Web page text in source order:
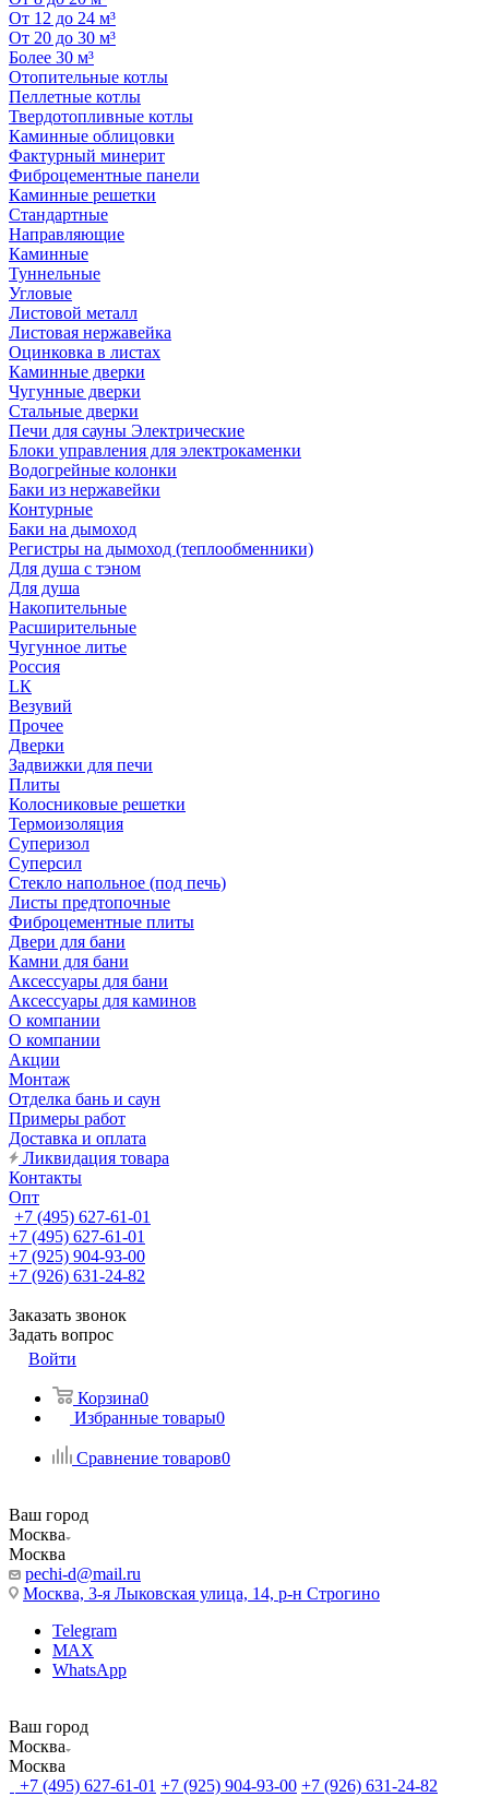
От 12 до 24 м³
От 20 до 30 м³
Более 30 м³
Отопительные котлы
Пеллетные котлы
Твердотопливные котлы
Каминные облицовки
Фактурный минерит
Фиброцементные панели
Каминные решетки
Стандартные
Направляющие
Каминные
Туннельные
Угловые
Листовой металл
Листовая нержавейка
Оцинковка в листах
Каминные дверки
Чугунные дверки
Стальные дверки
Печи для сауны Электрические
Блоки управления для электрокаменки
Водогрейные колонки
Баки из нержавейки
Контурные
Баки на дымоход
Регистры на дымоход (теплообменники)
Для душа с тэном
Для душа
Накопительные
Расширительные
Чугунное литье
Россия
LК
Везувий
Прочее
Дверки
Задвижки для печи
Плиты
Колосниковые решетки
Термоизоляция
Суперизол
Суперсил
Стекло напольное (под печь)
Листы предтопочные
Фиброцементные плиты
Двери для бани
Камни для бани
Аксессуары для бани
Аксессуары для каминов
О компании
О компании
Акции
Монтаж
Отделка бань и саун
Примеры работ
Доставка и оплата
Ликвидация товара
Контакты
Опт
+7 (495) 627-61-01
+7 (495) 627-61-01
+7 (925) 904-93-00
+7 (926) 631-24-82
Заказать звонок
Задать вопрос
Войти
Корзина0
Избранные товары0
Сравнение товаров0
Ваш город
Москва
Москва
pechi-d@mail.ru
Москва, 3-я Лыковская улица, 14, р-н Строгино
Telegram
MAX
WhatsApp
Ваш город
Москва
Москва
+7 (495) 627-61-01 +7 (925) 904-93-00 +7 (926) 631-24-82